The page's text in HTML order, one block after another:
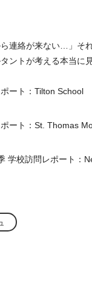
ら連絡が来ない…」そ
ントが考える本当に
ート：Tilton School
ート：St. Thomas
学校訪問レポート：